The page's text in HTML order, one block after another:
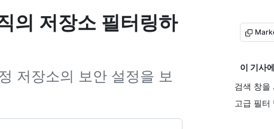
의 저장소 필터링하
저장소의 보안 설정을 보
이 기사
검색 창을
고급 필터